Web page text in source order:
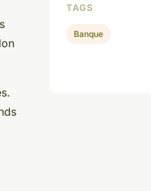
TAGS
Banque